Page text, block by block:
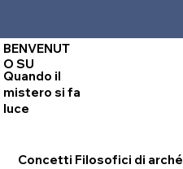
Quando il
mistero si fa
luce
BENVENUT
O SU
Concetti Filosofici di arché